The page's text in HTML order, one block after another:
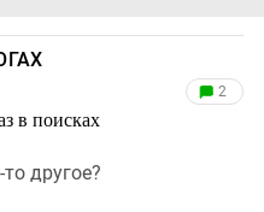
в поисках
2
другое?